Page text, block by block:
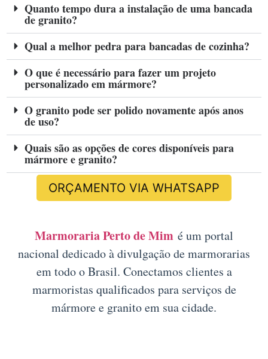
Quanto tempo dura a instalação de uma bancada
de granito?
Qual a melhor pedra para bancadas de cozinha?
O que é necessário para fazer um projeto
personalizado em mármore?
O granito pode ser polido novamente após anos
de uso?
Quais são as opções de cores disponíveis para
mármore e granito?
ORÇAMENTO VIA WHATSAPP
Marmoraria Perto de Mim é um portal
nacional dedicado à divulgação de marmorarias
em todo o Brasil. Conectamos clientes a
marmoristas qualificados para serviços de
mármore e granito em sua cidade.